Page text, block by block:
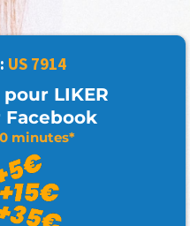
US 7914
LIKER
Facebook
minutes*